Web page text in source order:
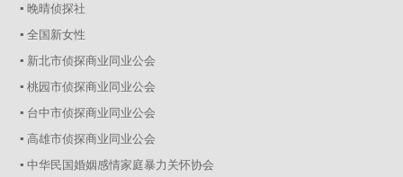
▪ 晚晴侦探社
▪ 全国新女性
▪ 新北市侦探商业同业公会
▪ 桃园市侦探商业同业公会
▪ 台中市侦探商业同业公会
▪ 高雄市侦探商业同业公会
▪ 中华民国婚姻感情家庭暴力关怀协会